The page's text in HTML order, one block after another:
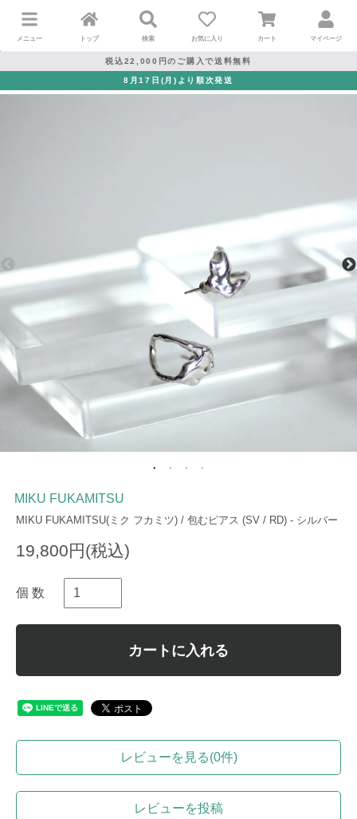
メニュー トップ 検索 お気に入り カート マイページ
税込22,000円のご購入で送料無料
8月17日(月)より順次発送
MIKU FUKAMITSU
MIKU FUKAMITSU(ミク フカミツ) / 包むピアス (SV / RD) - シルバー
19,800円(税込)
個 数
カートに入れる
レビューを見る(0件)
レビューを投稿